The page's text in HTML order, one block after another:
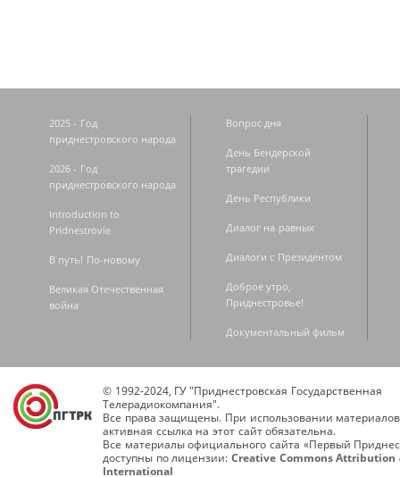
2025 - Год
приднестровского народа
2026 - Год
приднестровского народа
Introduction to
Pridnestrovie
В путь! По-новому
Великая Отечественная
война
Вопрос дня
День Бендерской
трагедии
День Республики
Диалог на равных
Диалоги с Президентом
Доброе утро,
Приднестровье!
Документальный фильм
© 1992-2024, ГУ "Приднестровская Государственная
Телерадиокомпания".
Все права защищены. При использовании
активная ссылка на этот сайт обязательна.
Все материалы официального сайта «Первый
доступны по лицензии: Creative Commons Attribution
International